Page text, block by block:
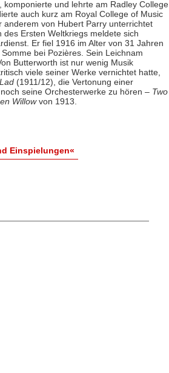
komponierte und lehrte am Radley College
auch kurz am Royal College of Music
anderem von Hubert Parry unterrichtet
des Ersten Weltkriegs meldete sich
Er fiel 1916 im Alter von 31 Jahren
bei Pozières. Sein Leichnam
Butterworth ist nur wenig Musik
viele seiner Werke vernichtet hatte,
(1911/12), die Vertonung einer
seine Orchesterwerke zu hören – Two
Willowvon 1913.
Einspielungen«